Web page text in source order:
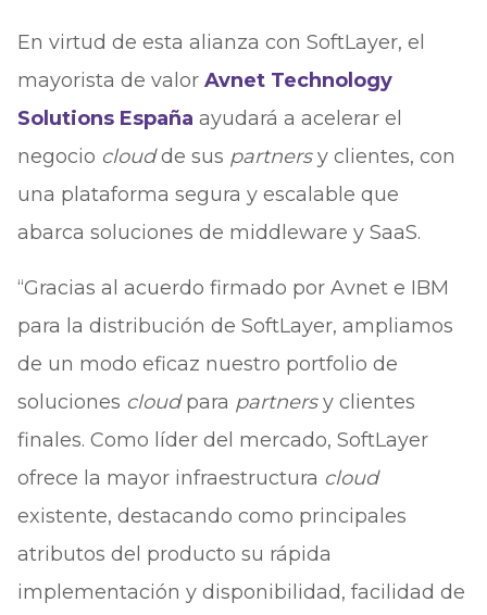
En virtud de esta alianza con SoftLayer, el
mayorista de valor Avnet Technology
Solutions España ayudará a acelerar el
negocio cloudde sus partnersy clientes, con
una plataforma segura y escalable que
abarca soluciones de middleware y SaaS.
“Gracias al acuerdo firmado por Avnet e IBM
para la distribución de SoftLayer, ampliamos
de un modo eficaz nuestro portfolio de
soluciones cloudpara partnersy clientes
finales. Como líder del mercado, SoftLayer
ofrece la mayor infraestructura cloud
existente, destacando como principales
atributos del producto su rápida
implementación y disponibilidad, facilidad de